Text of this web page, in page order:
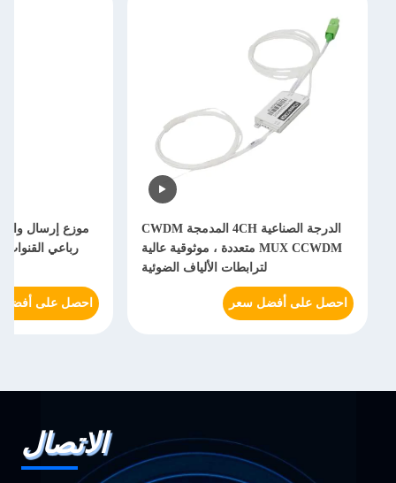
الدرجة الصناعية 4CH المدمجة CWDM
MUX CCWDM متعددة ، موثوقية عالية
لترابطات الألياف الضوئية
احصل على أفضل سعر
رباعي القنوات
احصل على
الاتصال